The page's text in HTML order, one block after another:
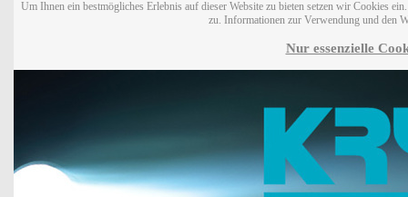
Um Ihnen ein bestmögliches Erlebnis auf dieser Website zu bieten setzen wir Cookies
zu. Informationen zur Verwendung und den
Nur essenzielle